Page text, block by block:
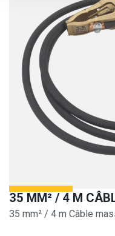
35 MM² / 4 M
35 mm² / 4 m Câble